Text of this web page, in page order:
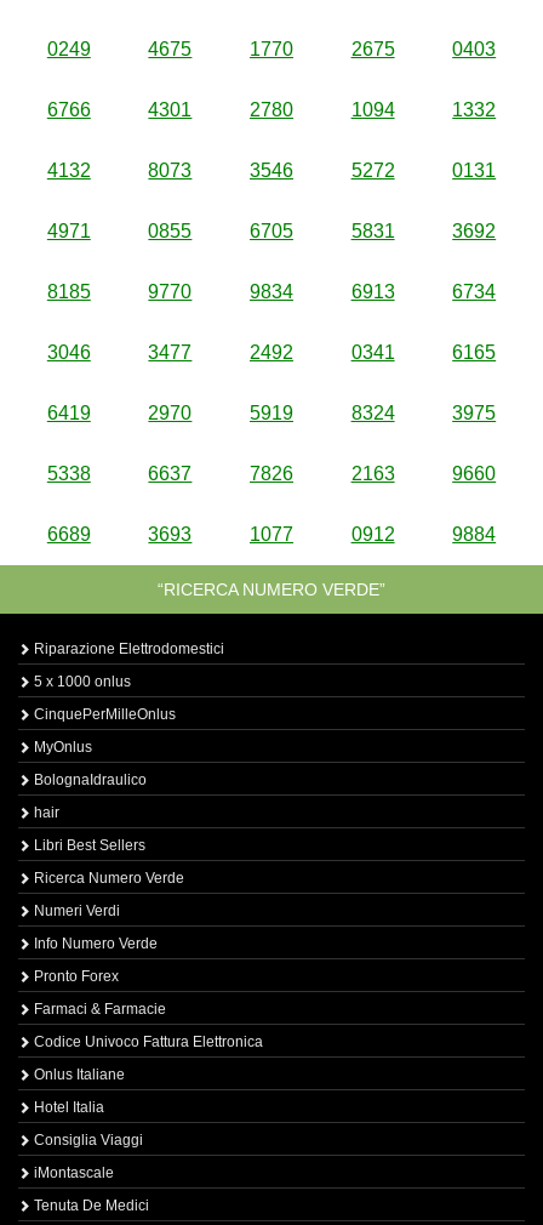
0249 4675 1770 2675 0403
6766 4301 2780 1094 1332
4132 8073 3546 5272 0131
4971 0855 6705 5831 3692
8185 9770 9834 6913 6734
3046 3477 2492 0341 6165
6419 2970 5919 8324 3975
5338 6637 7826 2163 9660
6689 3693 1077 0912 9884
“RICERCA NUMERO VERDE”
Riparazione Elettrodomestici
5 x 1000 onlus
CinquePerMilleOnlus
MyOnlus
BolognaIdraulico
hair
Libri Best Sellers
Ricerca Numero Verde
Numeri Verdi
Info Numero Verde
Pronto Forex
Farmaci & Farmacie
Codice Univoco Fattura Elettronica
Onlus Italiane
Hotel Italia
Consiglia Viaggi
iMontascale
Tenuta De Medici